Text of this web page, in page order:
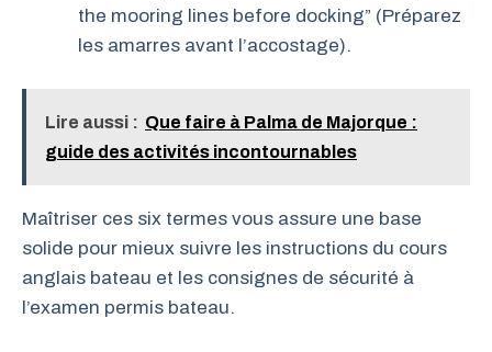
the mooring lines before docking” (Préparez
les amarres avant l’accostage).
Lire aussi : Que faire à Palma de Majorque :
guide des activités incontournables
Maîtriser ces six termes vous assure une base
solide pour mieux suivre les instructions du cours
anglais bateau et les consignes de sécurité à
l’examen permis bateau.